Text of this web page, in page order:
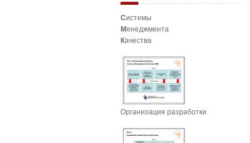
Системы
Менеджмента
Качества
Организация разработки